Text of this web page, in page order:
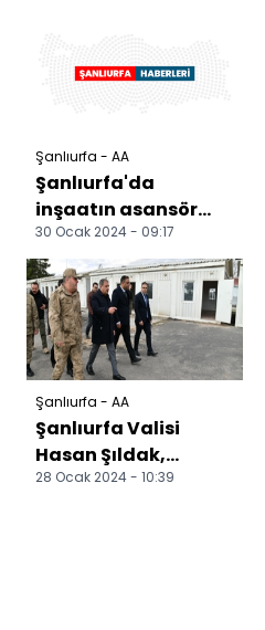
Şanlıurfa - AA
Şanlıurfa'da
inşaatın asansör
boşluğuna düşen
işçi hayatını
kaybetti
30 Ocak 2024 - 09:17
Şanlıurfa - AA
Şanlıurfa Valisi
Hasan Şıldak,
kentteki çalışmaları
28 Ocak 2024 - 10:39